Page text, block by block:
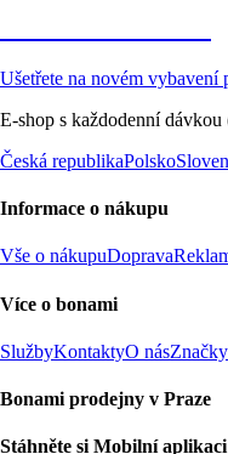
Ušetřete na novém vybavení
E-shop s každodenní
Česká republikaPolsko
Informace o nákupu
Vše o nákupuDoprava
Více o bonami
SlužbyKontaktyO násZnačky
Bonami prodejny v Praze
Stáhněte si Mobilní aplikaci